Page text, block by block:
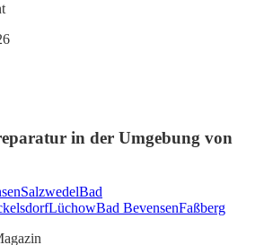
in der Umgebung von
SalzwedelBad
LüchowBad BevensenFaßberg